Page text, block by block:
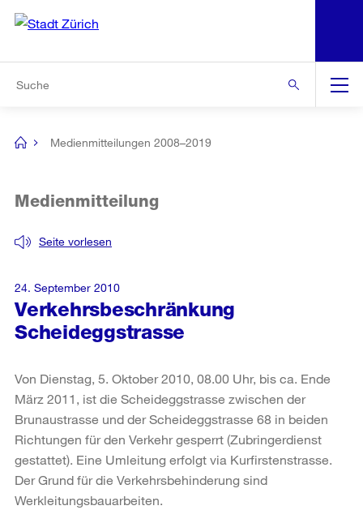
Navigation
[no
Medienmitteilungen 2008–2019
Verkehrsbeschränkung
Scheideggstrasse
Seite vorlesen
Medienmitteilung
24. September 2010
Von Dienstag, 5. Oktober 2010, 08.00 Uhr, bis ca. Ende
März 2011, ist die Scheideggstrasse zwischen der
Brunaustrasse und der Scheideggstrasse 68 in beiden
Richtungen für den Verkehr gesperrt (Zubringerdienst
gestattet). Eine Umleitung erfolgt via Kurfirstenstrasse.
Der Grund für die Verkehrsbehinderung sind
Werkleitungsbauarbeiten.